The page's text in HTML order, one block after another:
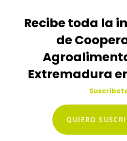
Recibe toda la
de
Extremadura
QUIERO